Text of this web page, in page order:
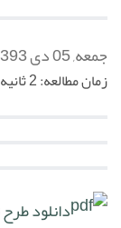
جمعه, 05 دی 1393
زمان مطالعه: 2 ثانیه
دانلود